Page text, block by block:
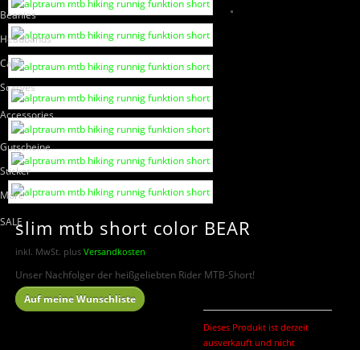
Beanies
Headbands
Caps
Scarves
Accessories
Gutscheine
Sticker
More
SALEslim mtb short color BEAR
inkl. MwSt. plus Versandkosten
Unser Nachfolger der heißgeliebten Rider MTB-Short!
Dieses Produkt ist derzeit
ausverkauft und nicht
Auf meine Wunschliste